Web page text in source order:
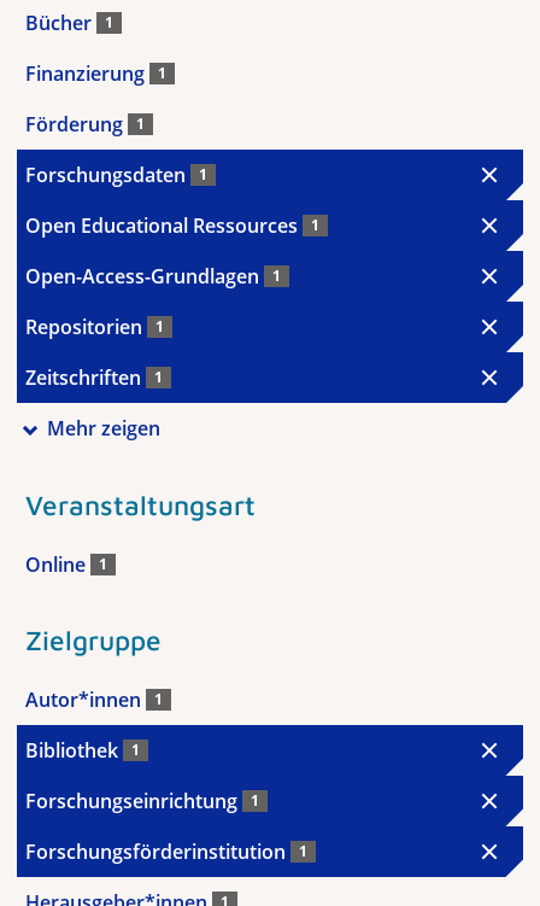
Bücher 1
Finanzierung 1
Förderung 1
Forschungsdaten 1
Open Educational Ressources 1
Open-Access-Grundlagen 1
Repositorien 1
Zeitschriften 1
Mehr zeigen
Veranstaltungsart
Online 1
Zielgruppe
Autor*innen 1
Bibliothek 1
Forschungseinrichtung 1
Forschungsförderinstitution 1
1